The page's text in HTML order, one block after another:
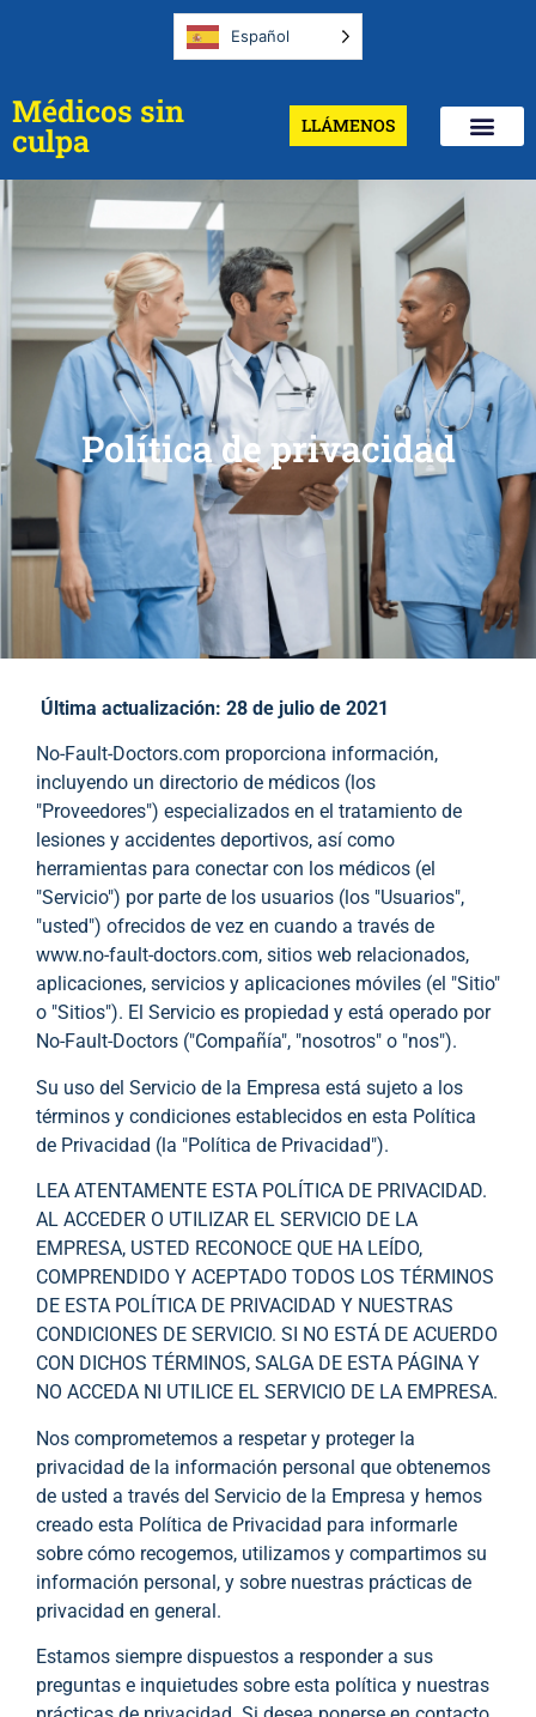
Español
Médicos sin
culpa LLÁMENOS
Política de privacidad
Última actualización: 28 de julio de 2021
No-Fault-Doctors.com proporciona información,
incluyendo un directorio de médicos (los
"Proveedores") especializados en el tratamiento de
lesiones y accidentes deportivos, así como
herramientas para conectar con los médicos (el
"Servicio") por parte de los usuarios (los "Usuarios",
"usted") ofrecidos de vez en cuando a través de
www.no-fault-doctors.com, sitios web relacionados,
aplicaciones, servicios y aplicaciones móviles (el "Sitio"
o "Sitios"). El Servicio es propiedad y está operado por
No-Fault-Doctors ("Compañía", "nosotros" o "nos").
Su uso del Servicio de la Empresa está sujeto a los
términos y condiciones establecidos en esta Política
de Privacidad (la "Política de Privacidad").
LEA ATENTAMENTE ESTA POLÍTICA DE PRIVACIDAD.
AL ACCEDER O UTILIZAR EL SERVICIO DE LA
EMPRESA, USTED RECONOCE QUE HA LEÍDO,
COMPRENDIDO Y ACEPTADO TODOS LOS TÉRMINOS
DE ESTA POLÍTICA DE PRIVACIDAD Y NUESTRAS
CONDICIONES DE SERVICIO. SI NO ESTÁ DE ACUERDO
CON DICHOS TÉRMINOS, SALGA DE ESTA PÁGINA Y
NO ACCEDA NI UTILICE EL SERVICIO DE LA EMPRESA.
Nos comprometemos a respetar y proteger la
privacidad de la información personal que obtenemos
de usted a través del Servicio de la Empresa y hemos
creado esta Política de Privacidad para informarle
sobre cómo recogemos, utilizamos y compartimos su
información personal, y sobre nuestras prácticas de
privacidad en general.
Estamos siempre dispuestos a responder a sus
preguntas e inquietudes sobre esta política y nuestras